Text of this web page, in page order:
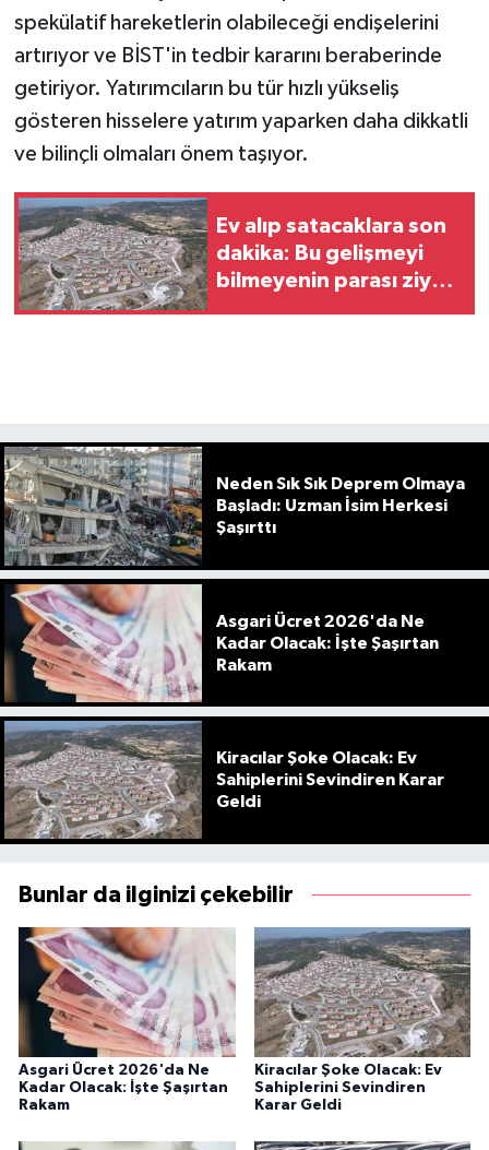
spekülatif hareketlerin olabileceği endişelerini
artırıyor ve BİST'in tedbir kararını beraberinde
getiriyor. Yatırımcıların bu tür hızlı yükseliş
gösteren hisselere yatırım yaparken daha dikkatli
ve bilinçli olmaları önem taşıyor.
Ev alıp satacaklara son
dakika: Bu gelişmeyi
bilmeyenin parası ziyan
Neden Sık Sık Deprem Olmaya
Başladı: Uzman İsim Herkesi
Şaşırttı
Asgari Ücret 2026'da Ne
Kadar Olacak: İşte Şaşırtan
Rakam
Kiracılar Şoke Olacak: Ev
Sahiplerini Sevindiren Karar
Geldi
Bunlar da ilginizi çekebilir
Asgari Ücret 2026'da Ne
Kadar Olacak: İşte Şaşırtan
Rakam
Kiracılar Şoke Olacak: Ev
Sahiplerini Sevindiren
Karar Geldi